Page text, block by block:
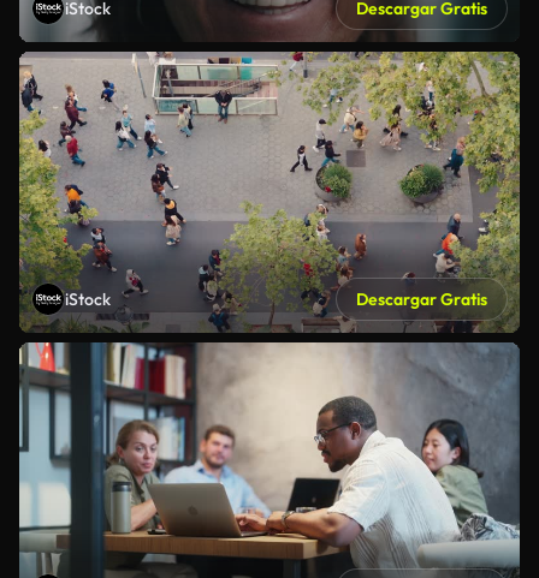
iStock Descargar Gratis
iStock Descargar Gratis